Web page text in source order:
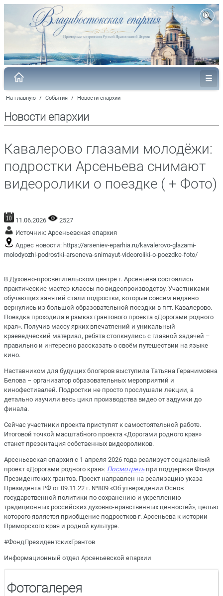
На главную / События / Новости епархии
Новости епархии
Кавалерово глазами молодёжи:
подростки Арсеньева снимают
видеоролики о поездке ( + Фото)
11.06.2026
2527
Источник: Арсеньевская епархия
Адрес новости: https://arseniev-eparhia.ru/kavalerovo-glazami-
molodyozhi-podrostki-arseneva-snimayut-videoroliki-o-poezdke-foto/
В Духовно-просветительском центре г. Арсеньева состоялись
практические мастер-классы по видеопроизводству. Участниками
обучающих занятий стали подростки, которые совсем недавно
вернулись из большой образовательной поездки в пгт. Кавалерово.
Поездка проходила в рамках грантового проекта «Дорогами родного
края». Получив массу ярких впечатлений и уникальный
краеведческий материал, ребята столкнулись с главной задачей –
правильно и интересно рассказать о своём путешествии на языке
кино.
Наставником для будущих блогеров выступила Татьяна Геранимовна
Белова – организатор образовательных мероприятий и
кинофестивалей. Подростки не просто прослушали лекции, а
детально изучили весь цикл производства видео от задумки до
финала.
Сейчас участники проекта приступят к самостоятельной работе.
Итоговой точкой масштабного проекта «Дорогами родного края»
станет презентация собственных видеороликов.
Арсеньевская епархия с 1 апреля 2026 года реализует социальный
проект «Дорогами родного края»: Посмотреть при поддержке Фонда
Президентских грантов. Проект направлен на реализацию указа
Президента РФ от 09.11.22 г. №809 «Об утверждении Основ
государственной политики по сохранению и укреплению
традиционных российских духовно-нравственных ценностей», целью
которого является приобщение подростков г. Арсеньева к истории
Приморского края и родной культуре.
#ФондПрезидентскихГрантов
Информационный отдел Арсеньевской епархии
Фотогалерея